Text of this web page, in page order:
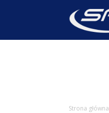
Strona główna